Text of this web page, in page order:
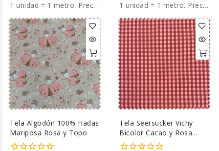
1 unidad = 1 metro. Precio
por metro.
1 unidad = 1 metro. Precio
por metro.
Tela Algodón 100% Hadas
Mariposa Rosa y Topo
Tela Seersucker Vichy
Bicolor Cacao y Rosa
empolvado